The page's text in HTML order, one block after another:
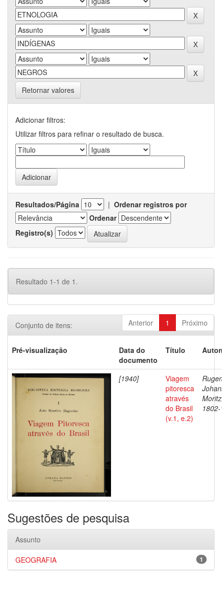
Retornar valores
Adicionar filtros:
Utilizar filtros para refinar o resultado de busca.
Resultados/Página | Ordenar registros por
Ordenar
Registro(s)
Resultado 1-1 de 1.
Anterior 1 Próximo
Conjunto de itens:
Pré-visualização
Data do
documento
Título
[1940]
Viagem
pitoresca
através
do Brasil
(v.1, e.2)
Sugestões de pesquisa
Assunto
1
GEOGRAFIA